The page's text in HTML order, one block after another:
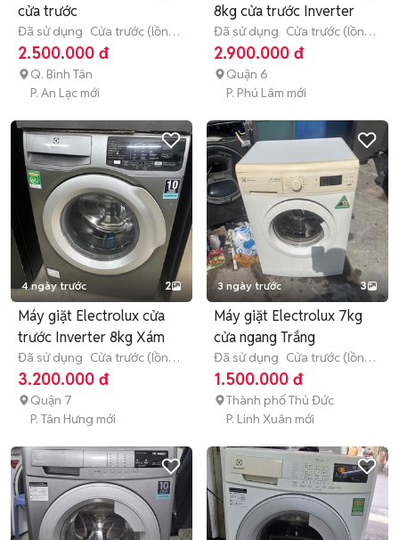
cửa trước
Đã sử dụng Cửa trước (lồng
ngang) 8 - 8.9 kg
2.500.000 đ
Q. Bình Tân
P. An Lạc mới
8kg cửa trước Inverter
Đã sử dụng Cửa trước (lồng
ngang) 7 - 7.9 kg
2.900.000 đ
Quận 6
P. Phú Lâm mới
4 ngày trước 2
Máy giặt Electrolux cửa
trước Inverter 8kg Xám
Đã sử dụng Cửa trước (lồng
ngang) 8 - 8.9 kg
3.200.000 đ
Quận 7
P. Tân Hưng mới
3 ngày trước 3
Máy giặt Electrolux 7kg
cửa ngang Trắng
Đã sử dụng Cửa trước (lồng
ngang) 7 - 7.9 kg
1.500.000 đ
Thành phố Thủ Đức
P. Linh Xuân mới